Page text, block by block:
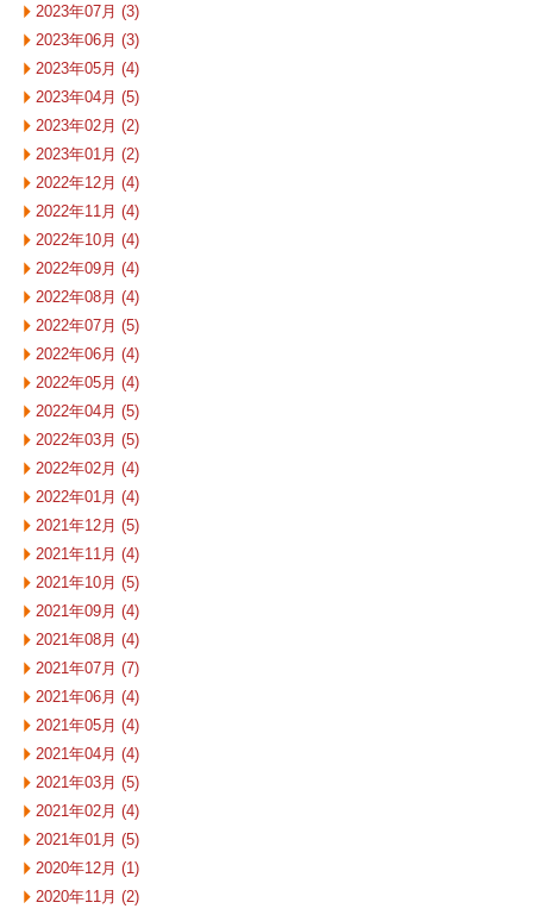
2023年07月 (3)
2023年06月 (3)
2023年05月 (4)
2023年04月 (5)
2023年02月 (2)
2023年01月 (2)
2022年12月 (4)
2022年11月 (4)
2022年10月 (4)
2022年09月 (4)
2022年08月 (4)
2022年07月 (5)
2022年06月 (4)
2022年05月 (4)
2022年04月 (5)
2022年03月 (5)
2022年02月 (4)
2022年01月 (4)
2021年12月 (5)
2021年11月 (4)
2021年10月 (5)
2021年09月 (4)
2021年08月 (4)
2021年07月 (7)
2021年06月 (4)
2021年05月 (4)
2021年04月 (4)
2021年03月 (5)
2021年02月 (4)
2021年01月 (5)
2020年12月 (1)
2020年11月 (2)